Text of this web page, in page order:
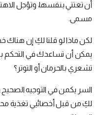
أن تعتني بنفسها، وتؤجل
مسمى.
لكن ماذا لو قلنا لكِ إن
يمكن أن تساعدك في التحكم
تشعري بالحرمان أو التوتر؟
السر يكمن في التوجيه
لكِ من قبل أخصائيي تغذية